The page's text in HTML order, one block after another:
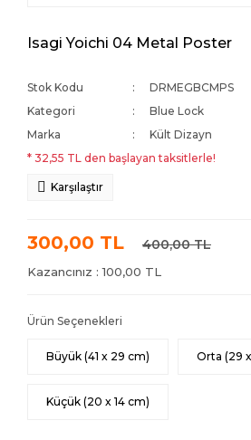
Isagi Yoichi 04 Metal Poster
Stok Kodu
DRMEGBCMPS
Kategori
Blue Lock
Marka
Kült Dizayn
* 32,55 TL den başlayan taksitlerle!
Karşılaştır
300,00 TL 400,00 TL
Kazancınız : 100,00 TL
Ürün Seçenekleri
Büyük (41 x 29 cm) Orta (29
Küçük (20 x 14 cm)